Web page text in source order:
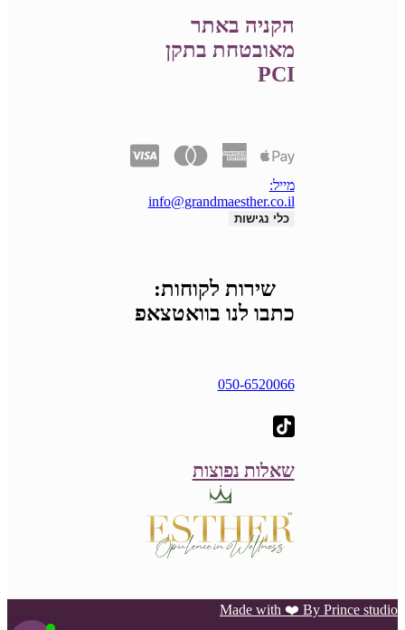
הקניה באתר
מאובטחת בתקן
PCI
מייל:
info@grandmaesther.co.il
כלי נגישות
שירות לקוחות:
כתבו לנו בוואטצאפ
050-6520066
שאלות נפוצות
Made with ❤️ By Prince studio